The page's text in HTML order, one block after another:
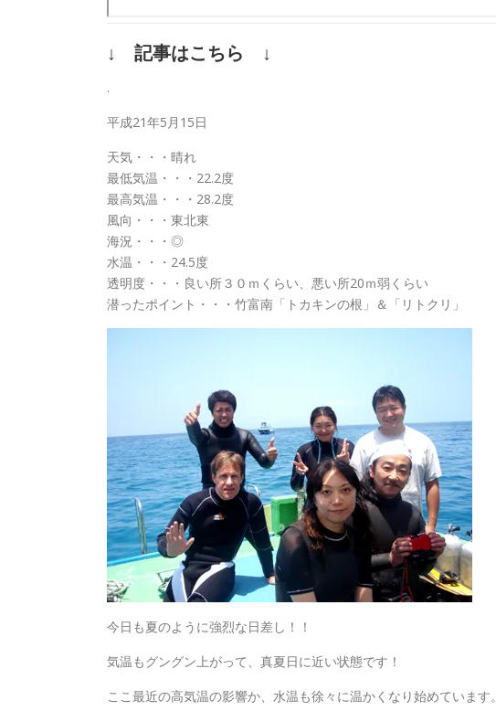
↓ 記事はこちら ↓
.
平成21年5月15日
天気・・・晴れ
最低気温・・・22.2度
最高気温・・・28.2度
風向・・・東北東
海況・・・◎
水温・・・24.5度
透明度・・・良い所３０ｍくらい、悪い所20ｍ弱くらい
潜ったポイント・・・竹富南「トカキンの根」＆「リトクリ」
今日も夏のように強烈な日差し！！
気温もグングン上がって、真夏日に近い状態です！
ここ最近の高気温の影響か、水温も徐々に温かくなり始めています。